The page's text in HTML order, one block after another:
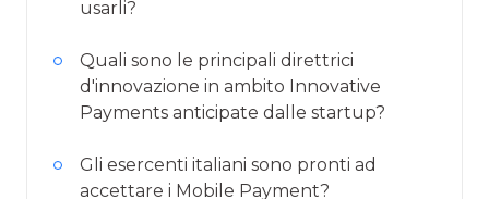
usarli?
Quali sono le principali direttrici
d'innovazione in ambito Innovative
Payments anticipate dalle startup?
Gli esercenti italiani sono pronti ad
accettare i Mobile Payment?